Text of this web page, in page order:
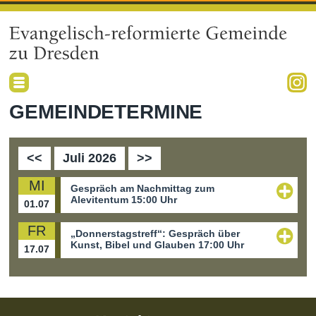
GEMEINDETERMINE
<< Juli 2026 >>
MI
01.07
Gespräch am Nachmittag zum
Alevitentum 15:00 Uhr
Sowohl in der Konfirmationspredigt als
auch im Bericht von der
FR
17.07
„Donnerstagstreff“: Gespräch über
Kunst, Bibel und Glauben 17:00 Uhr
Am Freitag, dem 17. Juli werden wir
über das Thema „Schöpfung –